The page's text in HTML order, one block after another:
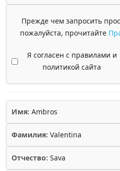
Прежде чем запросить
пожалуйста, прочитайте
Я согласен с правилами и
политикой сайта
Имя: Ambros
Фамилия: Valentina
Отчество: Sava